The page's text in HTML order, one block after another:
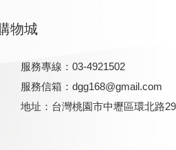
物城
服務專線：03-4921502
服務信箱： dgg168@gmail.com
地址：台灣桃園市中壢區環北路